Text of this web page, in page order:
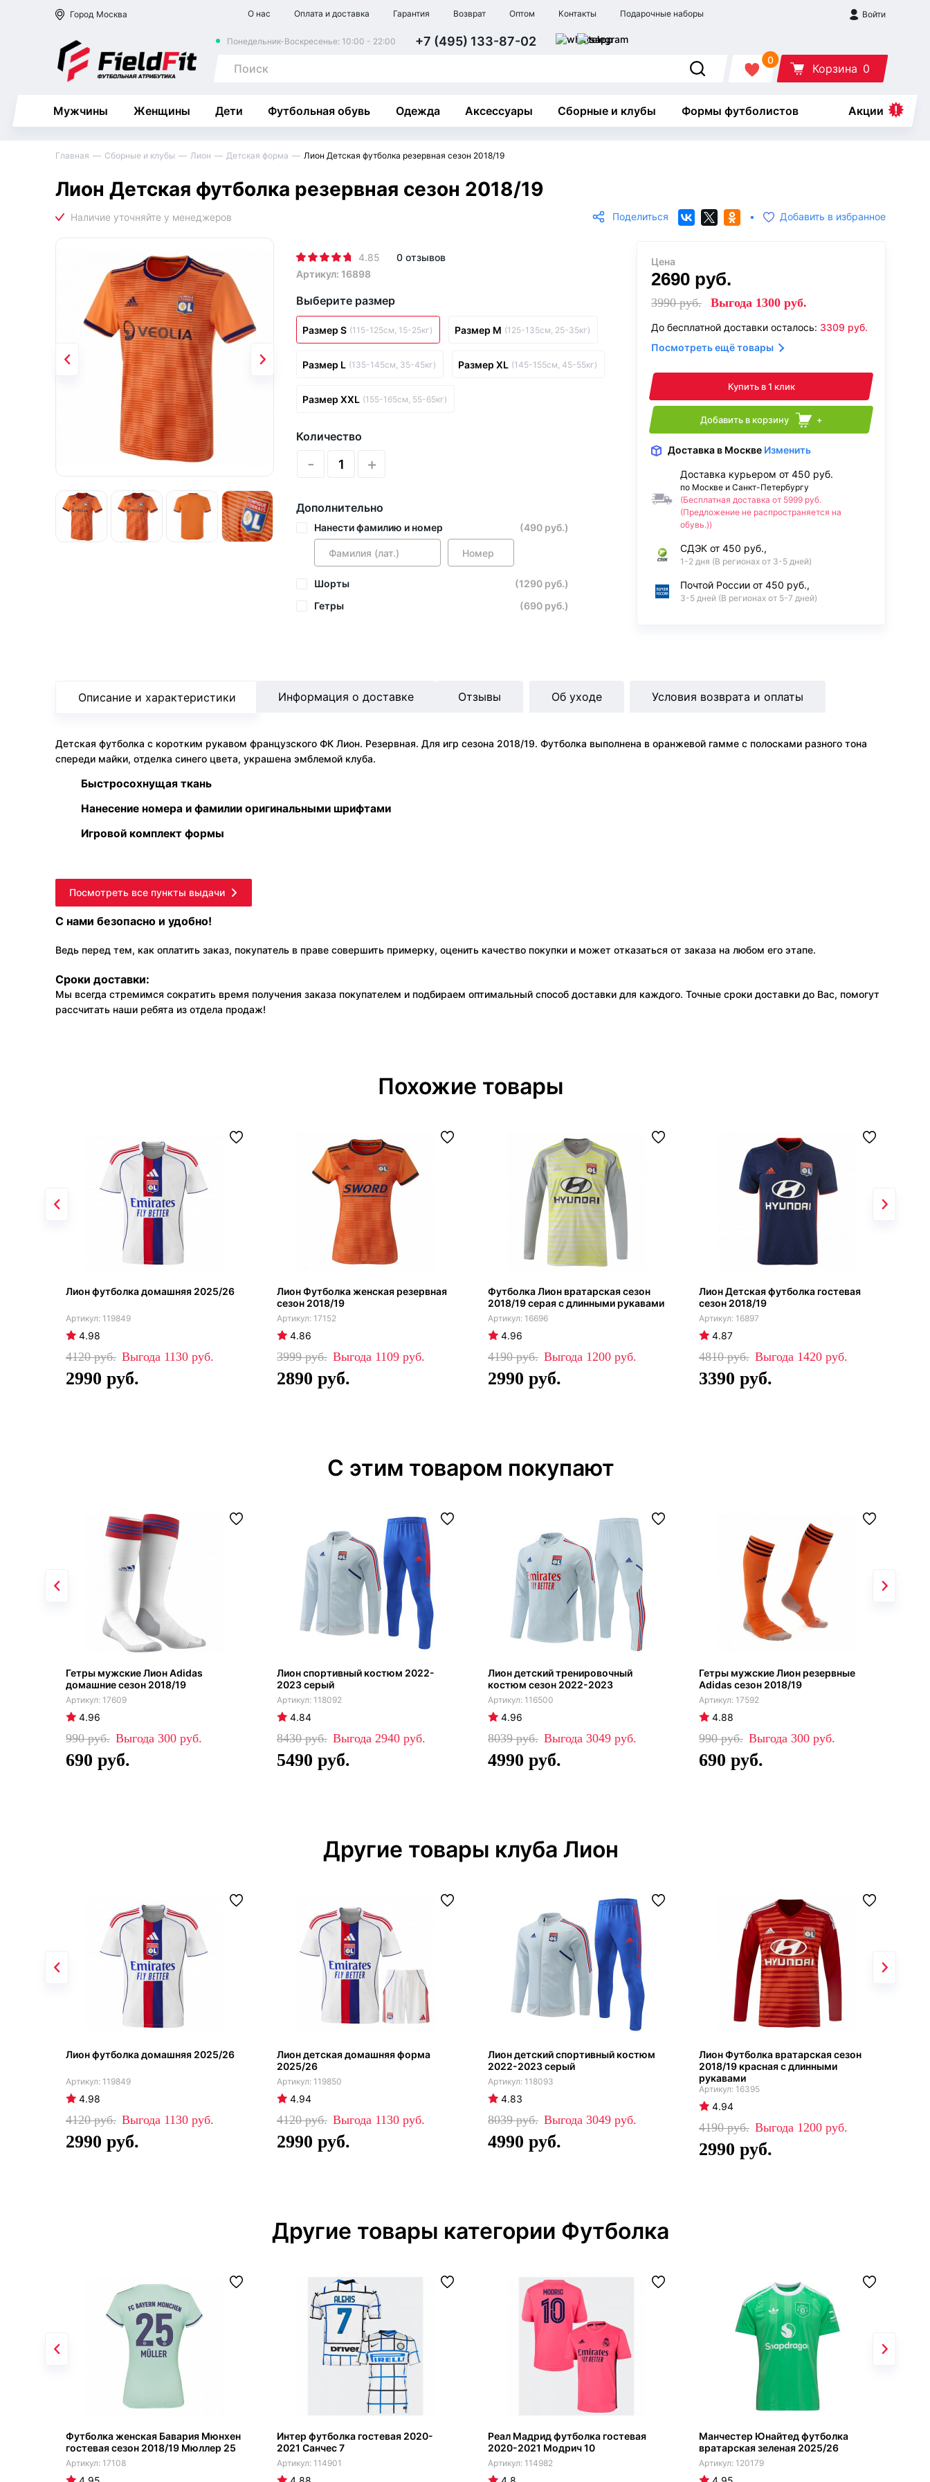
Город Москва О нас Оплата и доставка Гарантия Возврат Оптом Контакты Подарочные наборы Войти
Понедельник-Воскресенье: 10:00 - 22:00 +7 (495) 133-87-02
0
Корзина 0
Мужчины Женщины Дети Футбольная обувь Одежда Аксессуары Сборные и клубы Формы футболистов Акции
Главная Сборные и клубы Лион Детская форма Лион Детская футболка резервная сезон 2018/19
Лион Детская футболка резервная сезон 2018/19
Поделиться • Добавить в избранное
4.85
0 отзывов
Артикул: 16898
Выберите размер
Размер S (115-125см, 15-25кг) Размер M (125-135см, 25-35кг)
Размер L (135-145см, 35-45кг) Размер XL (145-155см, 45-55кг)
Размер XXL (155-165см, 55-65кг)
Количество
- +
Дополнительно
Нанести фамилию и номер (490 руб.)
Шорты
(1290 руб.)
Гетры
(690 руб.)
Цена
2690 руб.
3990руб. Выгода 1300 руб.
До бесплатной доставки осталось: 3309 руб.
Посмотреть ещё товары
Купить в 1 клик
Добавить в корзину +
Доставка в Москве Изменить
Доставка курьером от 450 руб.
по Москве и Санкт-Петербургу
(Бесплатная доставка от 5999 руб.
(Предложение не распространяется на
обувь.))
СДЭК от 450 руб.,
1-2 дня (В регионах от 3-5 дней)
Почтой России от 450 руб.,
3-5 дней (В регионах от 5-7 дней)
Описание и характеристики
Детская футболка с коротким рукавом французского ФК Лион. Резервная. Для игр сезона 2018/19. Футболка выполнена в оранжевой гамме с полосками разного тона
спереди майки, отделка синего цвета, украшена эмблемой клуба.
Быстросохнущая ткань
Нанесение номера и фамилии оригинальными шрифтами
Игровой комплект формы
Информация о доставке Отзывы Об уходе Условия возврата и оплаты
Посмотреть все пункты выдачи
С нами безопасно и удобно!
Ведь перед тем, как оплатить заказ, покупатель в праве совершить примерку, оценить качество покупки и может отказаться от заказа на любом его этапе.
Сроки доставки:
Мы всегда стремимся сократить время получения заказа покупателем и подбираем оптимальный способ доставки для каждого. Точные сроки доставки до Вас, помогут
рассчитать наши ребята из отдела продаж!
Похожие товары
Лион футболка домашняя 2025/26
119849
4.98
4120 1130
2990
Лион Футболка женская резервная
сезон 2018/19
17152
4.86
3999 1109
2890
Футболка Лион вратарская сезон
2018/19 серая с длинными рукавами
16696
4.96
4190 1200
2990
Лион Детская футболка гостевая
сезон 2018/19
16897
4.87
4810 1420
3390
С этим товаром покупают
Гетры мужские Лион Adidas
домашние сезон 2018/19
17609
4.96
990 300
690
Лион спортивный костюм 2022-
2023 серый
118092
4.84
8430 2940
5490
Лион детский тренировочный
костюм сезон 2022-2023
116500
4.96
8039 3049
4990
Гетры мужские Лион резервные
Adidas сезон 2018/19
17592
4.88
990 300
690
Другие товары клуба Лион
Лион футболка домашняя 2025/26
119849
4.98
4120 1130
2990
Лион детская домашняя форма
2025/26
119850
4.94
4120 1130
2990
Лион детский спортивный костюм
2022-2023 серый
118093
4.83
8039 3049
4990
Лион Футболка вратарская сезон
2018/19 красная с длинными
рукавами
16395
4.94
4190 1200
2990
Другие товары категории Футболка
Футболка женская Бавария Мюнхен
гостевая сезон 2018/19 Мюллер 25
17108
Интер футболка гостевая 2020-
2021 Санчес 7
114901
Реал Мадрид футболка гостевая
2020-2021 Модрич 10
114982
Манчестер Юнайтед футболка
вратарская зеленая 2025/26
120179